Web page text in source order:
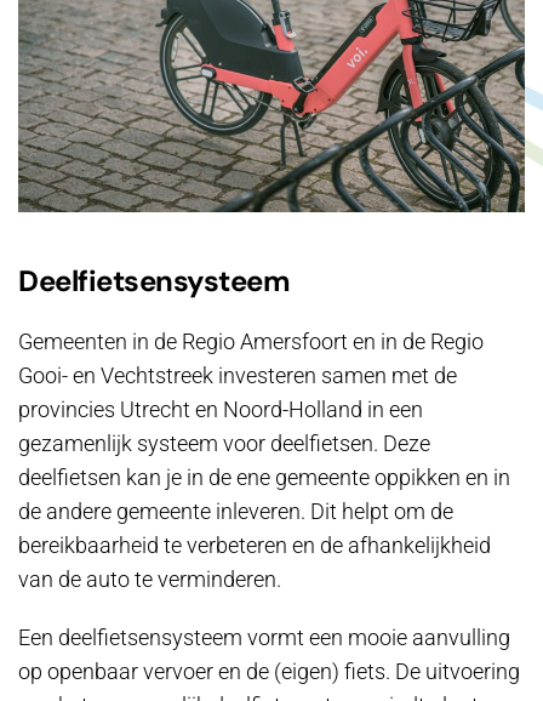
Deelfietsensysteem
Gemeenten in de Regio Amersfoort en in de Regio
Gooi- en Vechtstreek investeren samen met de
provincies Utrecht en Noord-Holland in een
gezamenlijk systeem voor deelfietsen. Deze
deelfietsen kan je in de ene gemeente oppikken en in
de andere gemeente inleveren. Dit helpt om de
bereikbaarheid te verbeteren en de afhankelijkheid
van de auto te verminderen.
Een deelfietsensysteem vormt een mooie aanvulling
op openbaar vervoer en de (eigen) fiets. De uitvoering